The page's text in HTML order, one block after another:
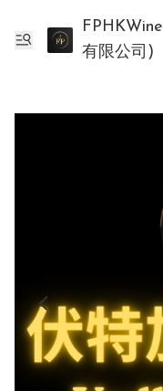
FPHKWine (皆盈國際貿易
有限公司)